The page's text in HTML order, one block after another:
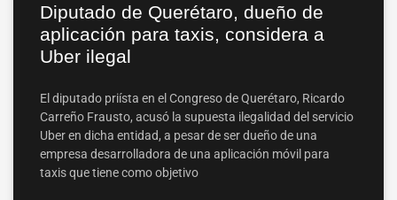
Diputado de Querétaro, dueño de
aplicación para taxis, considera a
Uber ilegal
El diputado priísta en el Congreso de Querétaro, Ricardo
Carreño Frausto, acusó la supuesta ilegalidad del servicio
Uber en dicha entidad, a pesar de ser dueño de una
empresa desarrolladora de una aplicación móvil para
taxis que tiene como objetivo